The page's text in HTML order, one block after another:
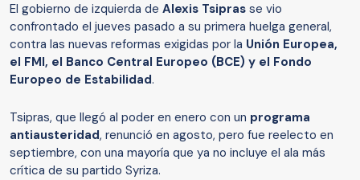
El gobierno de izquierda de Alexis Tsipras se vio
confrontado el jueves pasado a su primera huelga general,
contra las nuevas reformas exigidas por la Unión Europea,
el FMI, el Banco Central Europeo (BCE) y el Fondo
Europeo de Estabilidad.
Tsipras, que llegó al poder en enero con un programa
antiausteridad, renunció en agosto, pero fue reelecto en
septiembre, con una mayoría que ya no incluye el ala más
crítica de su partido Syriza.